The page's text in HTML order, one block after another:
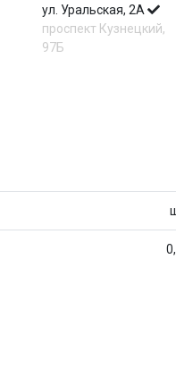
ул. Уральская, 2А
проспект Кузнецкий,
97Б